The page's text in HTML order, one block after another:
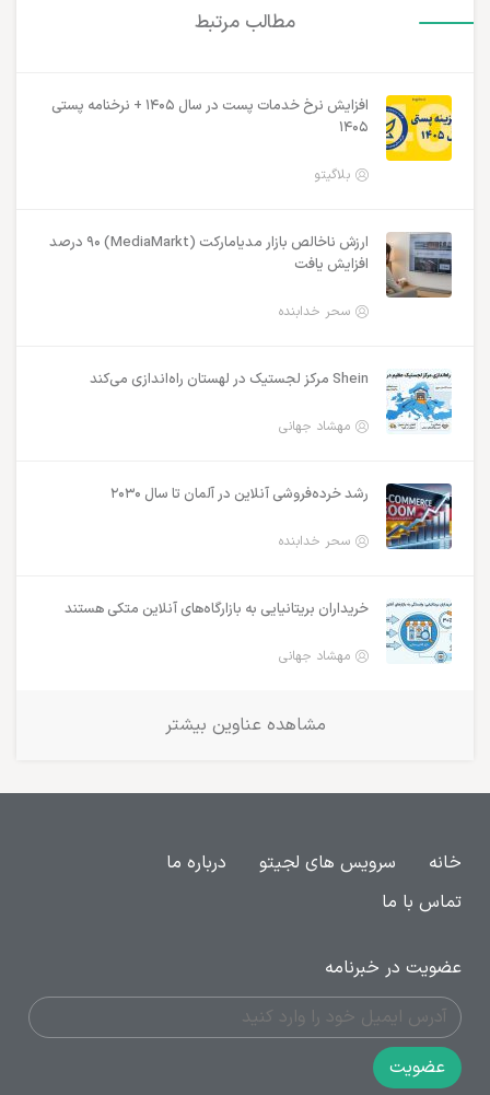
مطالب مرتبط
افزایش نرخ خدمات پست در سال ۱۴۰۵ + نرخنامه پستی
۱۴۰۵
بلاگیتو
ارزش ناخالص بازار مدیامارکت (MediaMarkt) ۹۰ درصد
افزایش یافت
سحر خدابنده
Shein مرکز لجستیک در لهستان راه‌اندازی می‌کند
مهشاد جهانی
رشد خرده‌فروشی آنلاین در آلمان تا سال ۲۰۳۰
سحر خدابنده
خریداران بریتانیایی به بازارگاه‌های آنلاین متکی هستند
مهشاد جهانی
مشاهده عناوین بیشتر
خانه سرویس های لجیتو
درباره ما
تماس با ما
عضویت در خبرنامه
عضویت